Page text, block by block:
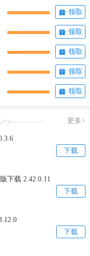
领取
领取
领取
领取
领取
更多>
下载
下载 2.42.0.11
下载
下载